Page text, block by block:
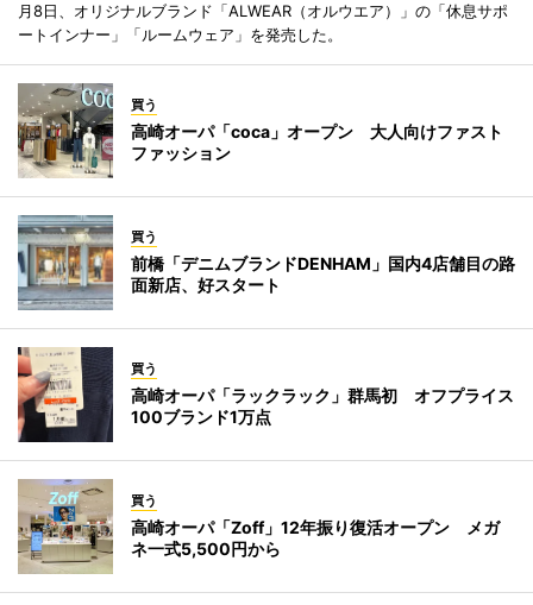
月8日、オリジナルブランド「ALWEAR（オルウエア）」の「休息サポ
ートインナー」「ルームウェア」を発売した。
買う
高崎オーパ「coca」オープン 大人向けファスト
ファッション
買う
前橋「デニムブランドDENHAM」国内4店舗目の路
面新店、好スタート
買う
高崎オーパ「ラックラック」群馬初 オフプライス
100ブランド1万点
買う
高崎オーパ「Zoff」12年振り復活オープン メガ
ネ一式5,500円から